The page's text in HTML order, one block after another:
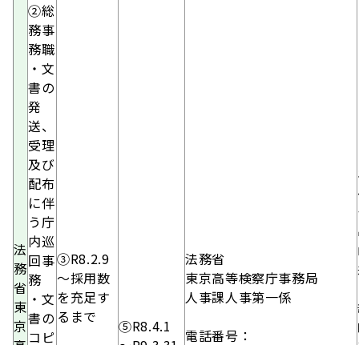
法
務
省
東
京
②総
務事
務職
・文
書の
発
送、
受理
及び
配布
に伴
う庁
内巡
回事
務
・文
書の
コピ
③R8.2.9
～採用数
を充足す
るまで
⑤R8.4.1
法務省
東京高等検察庁事務局
人事課人事第一係
電話番号：